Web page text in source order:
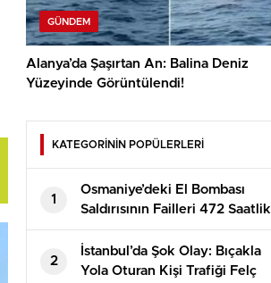
GÜNDEM
Alanya’da Şaşırtan An: Balina Deniz
Yüzeyinde Görüntülendi!
KATEGORİNİN POPÜLERLERİ
1
Osmaniye’deki El Bombası
Saldırısının Failleri 472 Saatlik
Kamera İncelemesiyle
Yakalandı!
2
İstanbul’da Şok Olay: Bıçakla
Yola Oturan Kişi Trafiği Felç